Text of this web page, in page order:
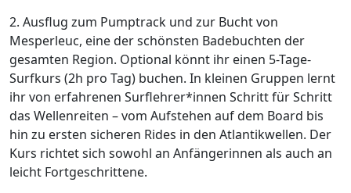
2. Ausflug zum Pumptrack und zur Bucht von
Mesperleuc, eine der schönsten Badebuchten der
gesamten Region. Optional könnt ihr einen 5-Tage-
Surfkurs (2h pro Tag) buchen. In kleinen Gruppen lernt
ihr von erfahrenen Surflehrer*innen Schritt für Schritt
das Wellenreiten – vom Aufstehen auf dem Board bis
hin zu ersten sicheren Rides in den Atlantikwellen. Der
Kurs richtet sich sowohl an Anfängerinnen als auch an
leicht Fortgeschrittene.